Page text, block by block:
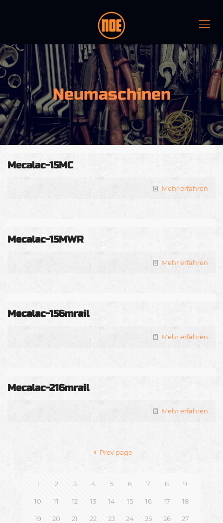
Neumaschinen
Mecalac-15MC
Mehr erfahren
Mecalac-15MWR
Mehr erfahren
Mecalac-156mrail
Mehr erfahren
Mecalac-216mrail
Mehr erfahren
Prev page
1 2 3 4 5 6 7 8 9
10 11 12 13 14 15 16 17 18
19 20 21 22 23 24 25 26 27